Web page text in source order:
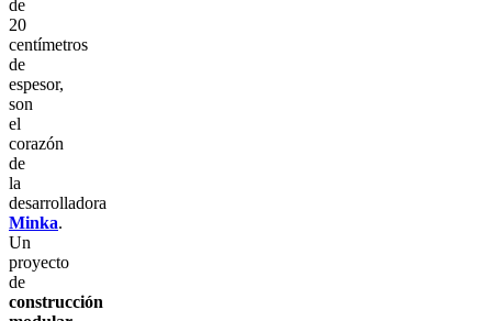
de
20
centímetros
de
espesor,
son
el
corazón
de
la
desarrolladora
Minka.
Un
proyecto
de
construcción